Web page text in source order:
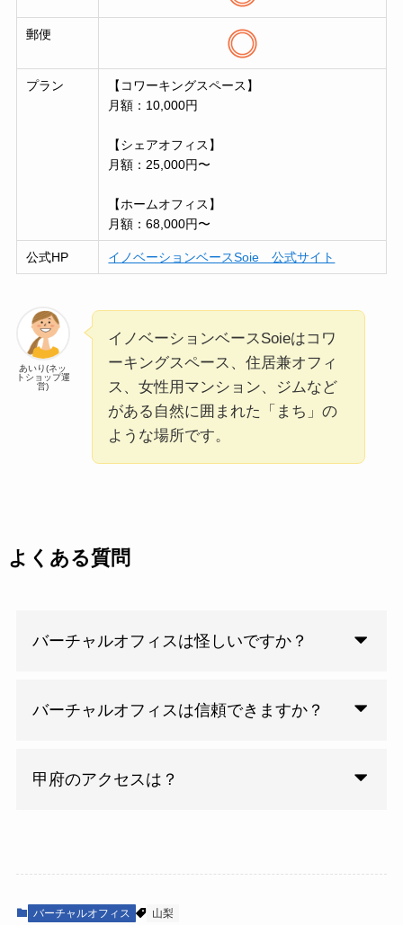
郵便
プラン
【コワーキングスペース】
月額：10,000円
【シェアオフィス】
月額：25,000円〜
【ホームオフィス】
月額：68,000円〜
公式HP イノベーションベースSoie 公式サイト
あいり(ネッ
トショップ運
営)
イノベーションベースSoieはコワ
ーキングスペース、住居兼オフィ
ス、女性用マンション、ジムなど
がある自然に囲まれた「まち」の
ような場所です。
よくある質問
バーチャルオフィスは怪しいですか？
バーチャルオフィスは信頼できますか？
甲府のアクセスは？
バーチャルオフィス 山梨